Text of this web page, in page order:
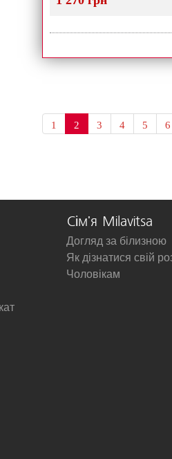
1 2 3 4 5 6
Сім'я Milavitsa
Догляд за білизною
Як дізнатися свій
Чоловікам